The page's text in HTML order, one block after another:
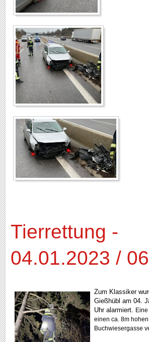
Tierrettung -
04.01.2023 /
Zum Klassiker
Gießhübl am 04.
Uhr alarmiert.
einen ca. 8m
Buchwiesergasse